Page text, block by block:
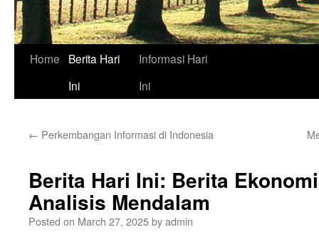
Home
Berita Hari
Ini
Informasi Hari
Ini
← Perkembangan Informasi di Indonesia
Berita Hari Ini: Berita
Analisis Mendalam
Posted on March 27, 2025byadmin